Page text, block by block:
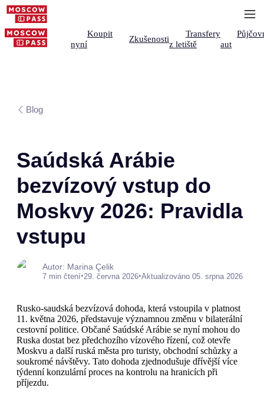
Koupit
nyní
Zkušenosti
Transfery
z letiště
aut
Blog
Saúdská Arábie
bezvízový vstup do
Moskvy 2026: Pravidla
vstupu
Autor: Marina Çelik
7 min čtení•29. června 2026•Aktualizováno 05. srpna 2026
Rusko-saudská bezvízová dohoda, která vstoupila v platnost
11. května 2026, představuje významnou změnu v bilaterální
cestovní politice. Občané Saúdské Arábie se nyní mohou do
Ruska dostat bez předchozího vízového řízení, což otevře
Moskvu a další ruská města pro turisty, obchodní schůzky a
soukromé návštěvy. Tato dohoda zjednodušuje dřívější více
týdenní konzulární proces na kontrolu na hranicích při
příjezdu.